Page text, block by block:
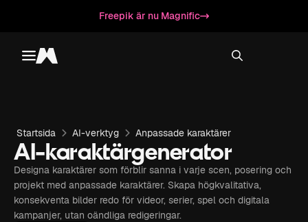
Freepik är nu Magnific
Toggle menu
Magnific
Startsida AI-verktyg Anpassade karaktärer
AI-karaktärgenerator
Designa karaktärer som förblir sanna i varje scen, posering och
projekt med anpassade karaktärer. Skapa högkvalitativa,
konsekventa bilder redo för videor, serier, spel och digitala
kampanjer, utan oändliga redigeringar.